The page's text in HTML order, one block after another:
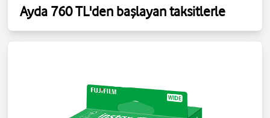
Ayda 760 TL'den başlayan taksitlerle